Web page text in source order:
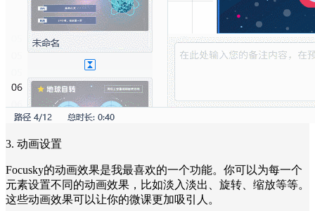
3. 动画设置
Focusky的动画效果是我最喜欢的一个功能。你可以为每一个
元素设置不同的动画效果，比如淡入淡出、旋转、缩放等等。
这些动画效果可以让你的微课更加吸引人。